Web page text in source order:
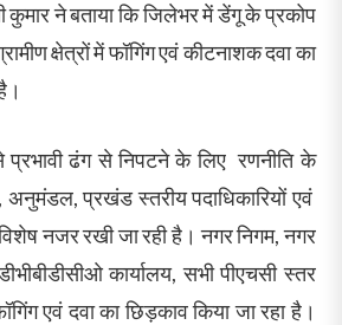
कुमार ने बताया कि जिलेभर में डेंगू के प्रकोप
क्षेत्रों में फॉगिंग एवं कीटनाशक दवा का
ढंग से निपटने के लिए रणनीति के
अनुमंडल, प्रखंड स्तरीय पदाधिकारियों एवं
विशेष नजर रखी जा रही है। नगर निगम, नगर
कार्यालय, सभी पीएचसी स्तर
एवं दवा का छिड़काव किया जा रहा है।